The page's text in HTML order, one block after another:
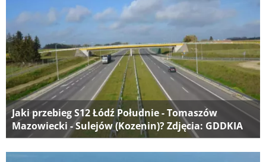
Jaki przebieg S12 Łódź Południe - Tomaszów
Mazowiecki - Sulejów (Kozenin)? Zdjęcia: GDDKIA